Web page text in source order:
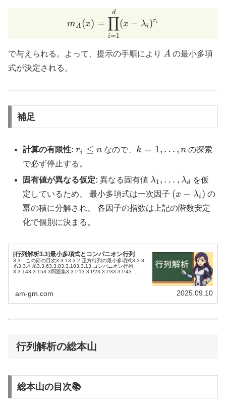
m_A(x)=\prod_{i=1}^d
mA (x) =
i=1
∏
d
(x − λi )ri
で与えられる。よって、提示の手順により A
A の最小多項
式が決定される。
補足
計算の有限性: r_i\le
n
ri ≤ n なので、 k=1,\ldots,n
k = 1, … , n の探索
で必ず停止する。
固有値が異なる仮定: 異なる固有値 λ1, … , λdを仮
定しているため、 最小多項式は一次因子 (x-
\lambda_i)
(x − λi ) の
冪の積に分解され、 各因子の指数は上記の階数安定
化で個別に決まる。
[行列解析3.3]最小多項式とコンパニオン行列
3.3 この節の目次3.3.13.3.2 正方行列の最小多項式3.3.3
系3.3.4 系3.3.63.3.83.3.103.3.13 コンパニオン行列
3.3.143.3.153.3問題集3.3.P13.3.P23.3.P33.3.P43....
am-gm.com 2025.09.10
行列解析の総本山
総本山の目次📚